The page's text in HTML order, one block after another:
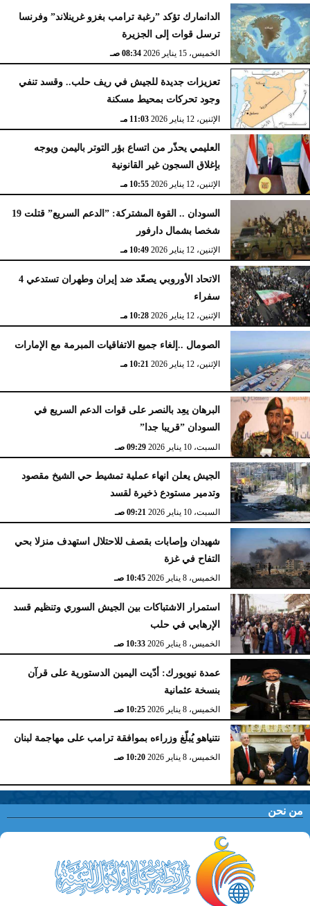
الدانمارك تؤكد ”رغبة ترامب بغزو غرينلاند” وفرنسا
ترسل قوات إلى الجزيرة
الخميس، 15 يناير 2026 08:34 صـ
تعزيزات جديدة للجيش في ريف حلب.. وقسد تنفي
وجود تحركات بمحيط مسكنة
الإثنين، 12 يناير 2026 11:03 مـ
العليمي يحذّر من اتساع بؤر التوتر باليمن ويوجه
بإغلاق السجون غير القانونية
الإثنين، 12 يناير 2026 10:55 مـ
السودان .. القوة المشتركة: ”الدعم السريع” قتلت 19
شخصا بشمال دارفور
الإثنين، 12 يناير 2026 10:49 مـ
الاتحاد الأوروبي يصعّد ضد إيران وطهران تستدعي 4
سفراء
الإثنين، 12 يناير 2026 10:28 مـ
الصومال ..إلغاء جميع الاتفاقيات المبرمة مع الإمارات
الإثنين، 12 يناير 2026 10:21 مـ
البرهان يعِد بالنصر على قوات الدعم السريع في
السودان ”قريبا جدا”
السبت، 10 يناير 2026 09:29 صـ
الجيش يعلن انهاء عملية تمشيط حي الشيخ مقصود
وتدمير مستودع ذخيرة لقسد
السبت، 10 يناير 2026 09:21 صـ
شهيدان وإصابات بقصف للاحتلال استهدف منزلا بحي
التفاح في غزة
الخميس، 8 يناير 2026 10:45 صـ
استمرار الاشتباكات بين الجيش السوري وتنظيم قسد
الإرهابي في حلب
الخميس، 8 يناير 2026 10:33 صـ
عمدة نيويورك: أدّيت اليمين الدستورية على قرآن
بنسخة عثمانية
الخميس، 8 يناير 2026 10:25 صـ
نتنياهو يُبلّغ وزراءه بموافقة ترامب على مهاجمة لبنان
الخميس، 8 يناير 2026 10:20 صـ
من نحن